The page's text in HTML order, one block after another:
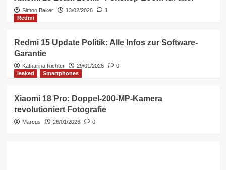
Simon Baker 13/02/2026
1
Redmi
Redmi 15 Update Politik: Alle Infos zur Software-
Garantie
Katharina Richter 29/01/2026
0
leaked
Smartphones
Xiaomi 18 Pro: Doppel-200-MP-Kamera
revolutioniert Fotografie
Marcus 26/01/2026 0